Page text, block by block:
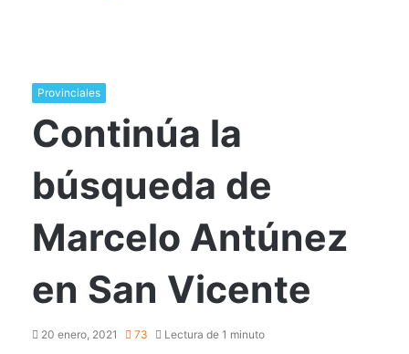
Provinciales
Continúa la
búsqueda de
Marcelo Antúnez
en San Vicente
20 enero, 2021 73 Lectura de 1 minuto